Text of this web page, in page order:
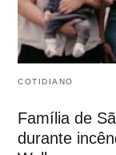
COTIDIANO
Família de
durante